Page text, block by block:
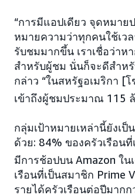
“การมีแอปเดียว จุดหมาย
หมายความว่าทุกคนใช้เว
รับชมมากขึ้น เราเชื่อว่า
สำหรับผู้ชม นั่นก็จะดีสำห
กล่าว “ในสหรัฐอเมริกา [
เข้าถึงผู้ชมประมาณ 115
กลุ่มเป้าหมายเหล่านี้ยังเ
ด้วย: 84% ของครัวเรือน
มีการช้อปบน Amazon ใน
เรือนที่เป็นสมาชิก Prime
รายได้ครัวเรือนต่อปีมาก